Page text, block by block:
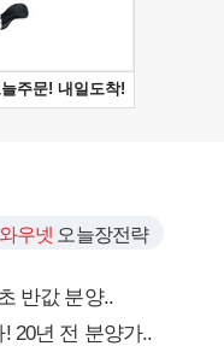
와우넷 오늘장전략
반값 분양..
20년 전 분양가..